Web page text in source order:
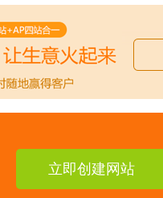
立即创建网站